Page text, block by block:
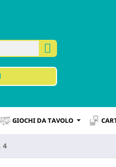
GIOCHI DA TAVOLO
4